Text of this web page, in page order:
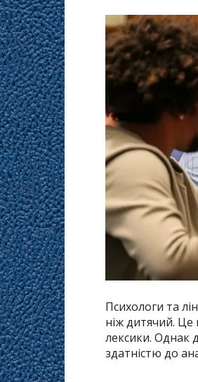
Психологи та
ніж дитячий.
лексики. Однак
здатністю до